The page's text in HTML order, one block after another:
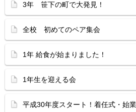
3年 笹下の町で大発見！
全校 初めてのペア集会
1年 給食が始まりました！
1年生を迎える会
平成30年度スタート！着任式・始